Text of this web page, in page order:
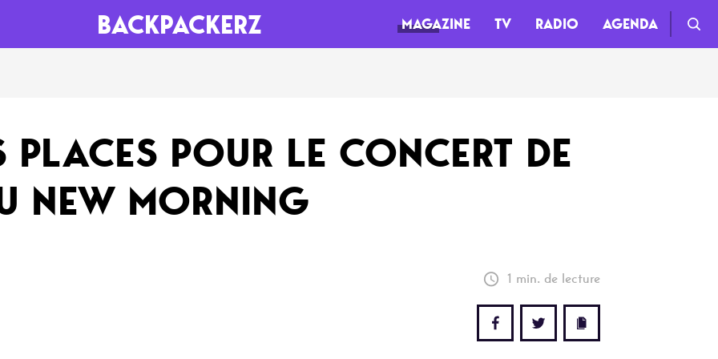
BACKPACKERZ MAGAZINE TV RADIO AGENDA
Paris
Festivals
Playlists
Podcasts
Mixes
Clips
POUR LE CONCERT DE
NEW MORNING
1 min. de lecture